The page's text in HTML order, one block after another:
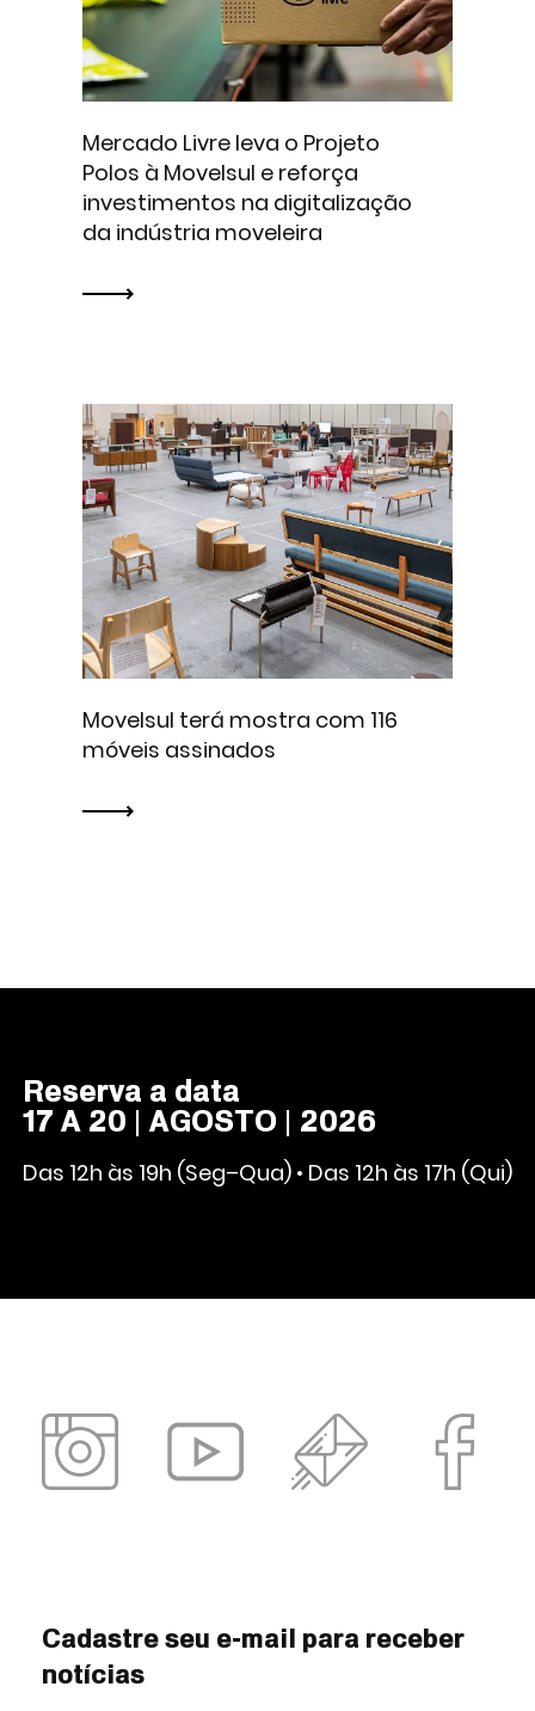
Mercado Livre leva o Projeto
Polos à Movelsul e reforça
investimentos na digitalização
da indústria moveleira
Movelsul terá mostra com 116
móveis assinados
Reserva a data
17 A 20 | AGOSTO | 2026
Das 12h às 19h (Seg–Qua) • Das 12h às 17h (Qui)
Cadastre seu e-mail para receber
notícias